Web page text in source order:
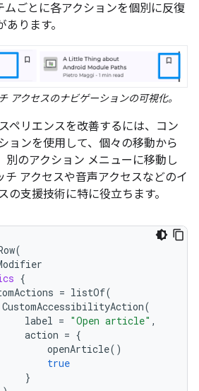
ムごとに各アクションを個別に反復
ります。
アクセスのナビゲーションの可視化。
ペリエンスを改善するには、コン
ョンを使用して、個々の移動から
別のアクション メニューに移動し
チ アクセスや音声アクセスなどのイ
の支援技術に特に役立ちます。
(
{
= listOf(
CustomAccessibilityAction(
label = "Open article" ,
action = {
openArticle()
true
}